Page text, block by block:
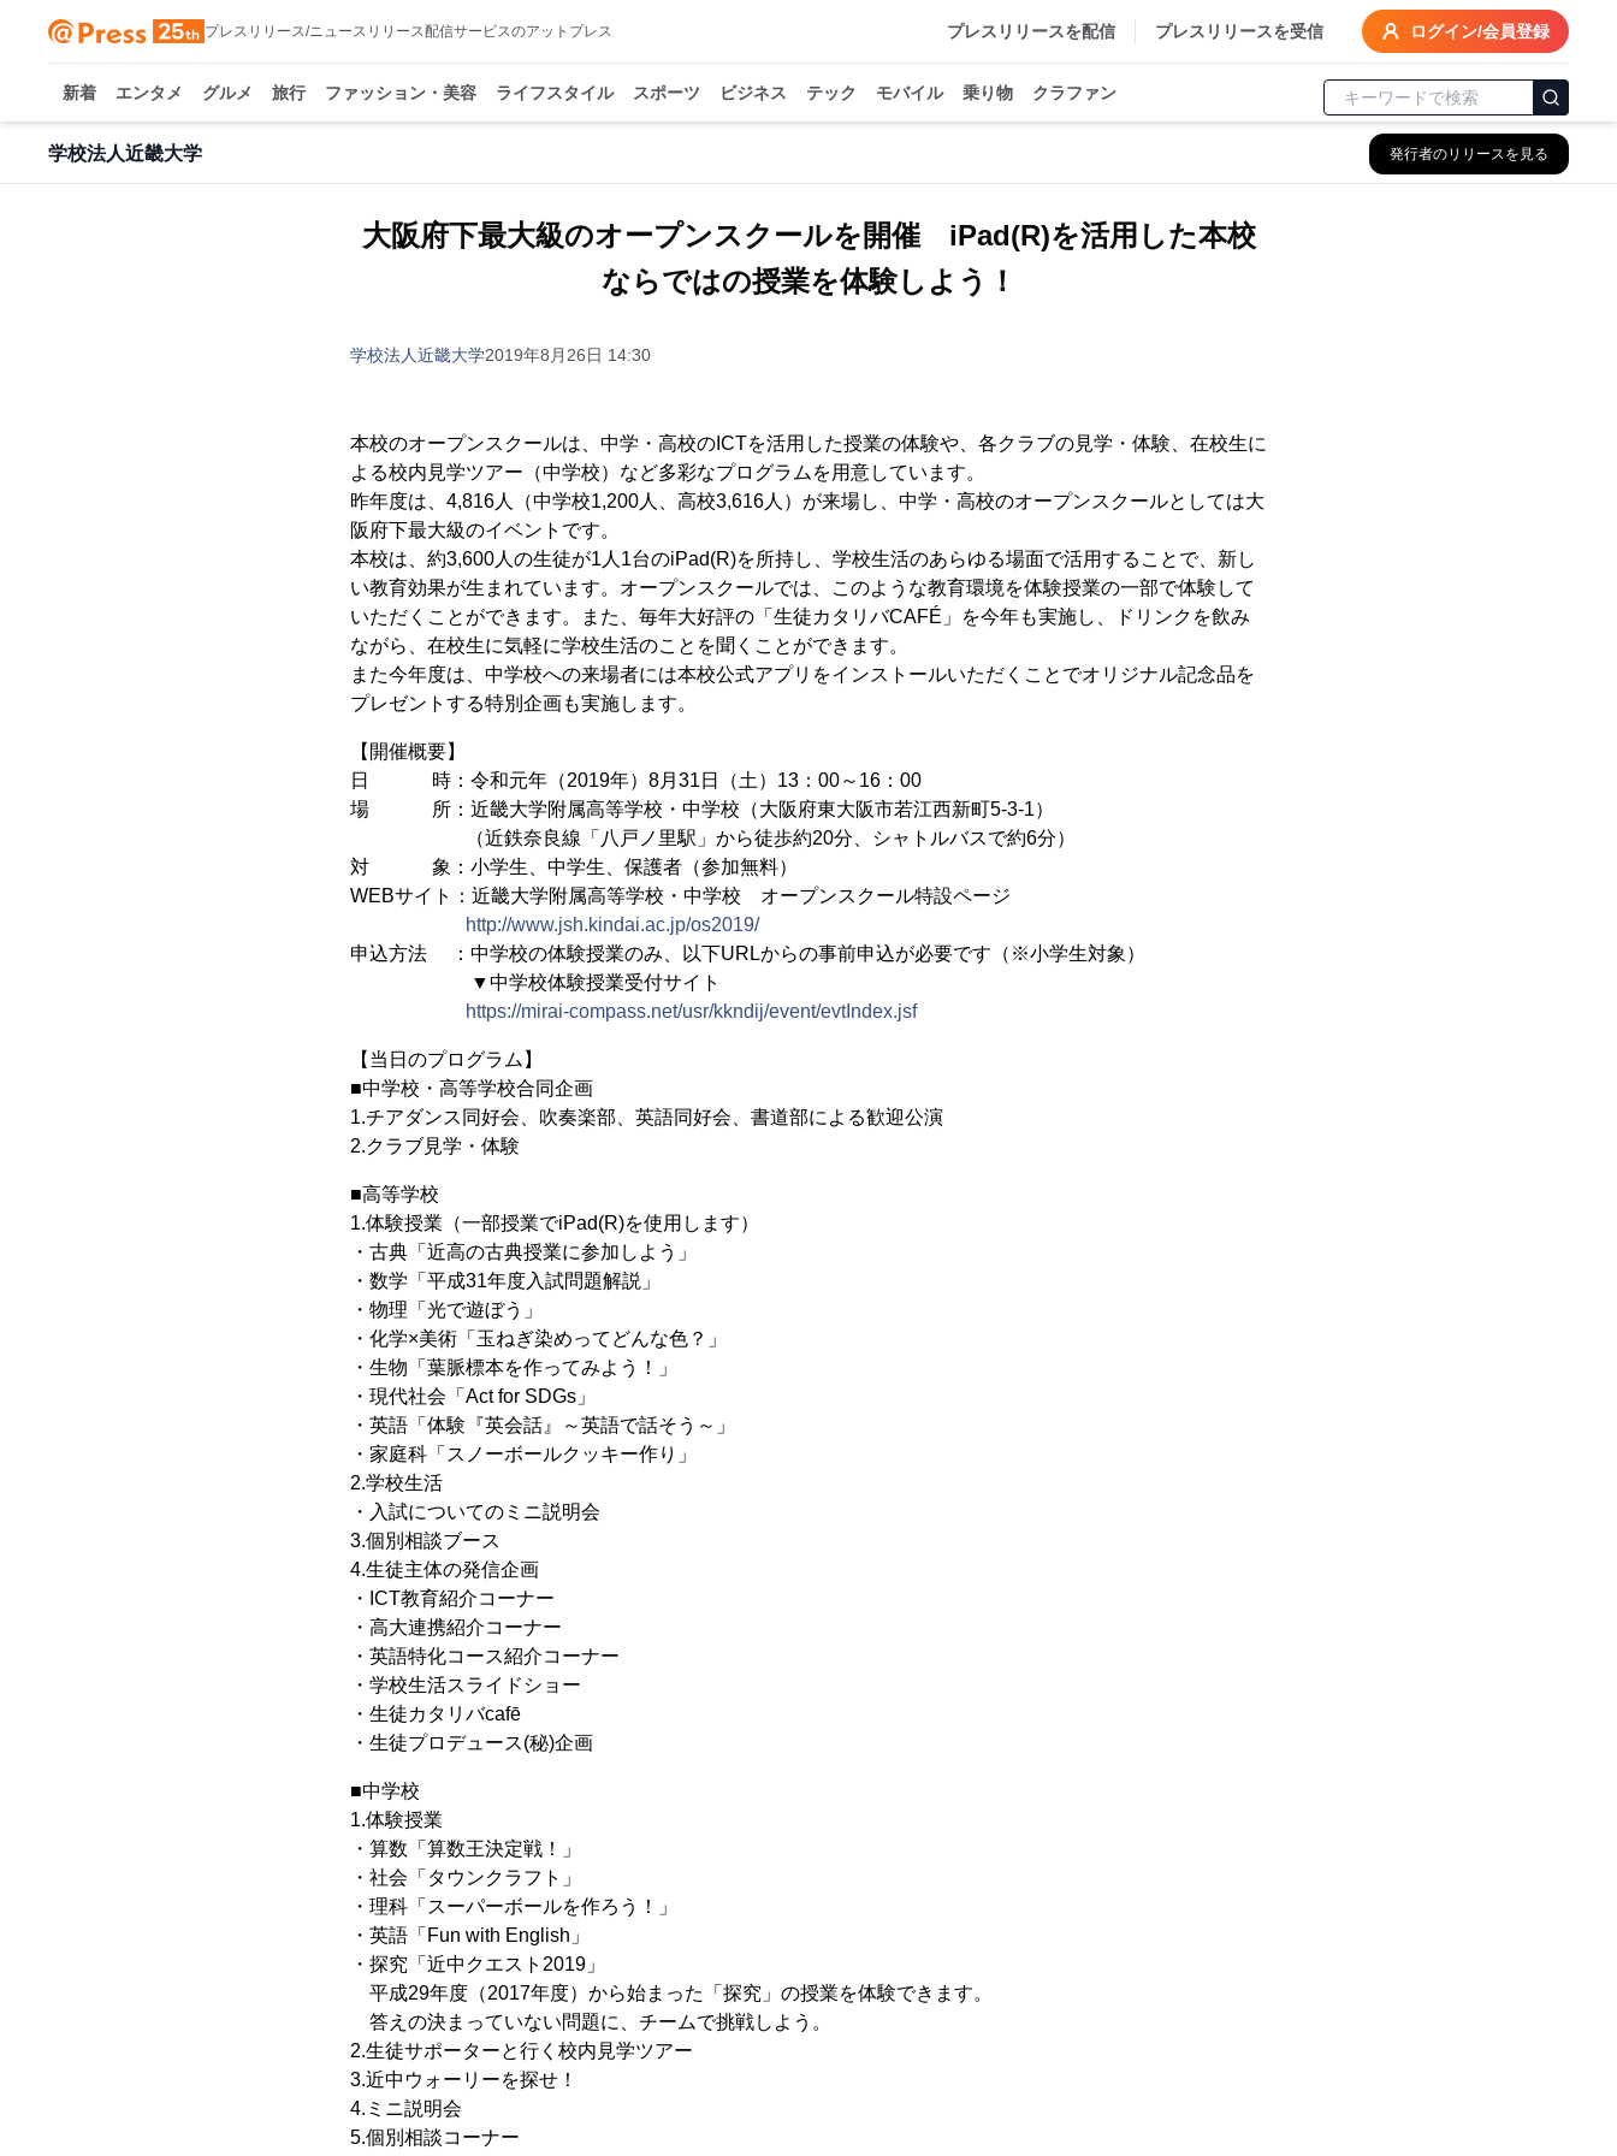
プレスリリース/ニュースリリース配信サービスのアットプレス プレスリリースを配信 プレスリリースを受信 ログイン/会員登録
新着 エンタメ グルメ 旅行 ファッション・美容 ライフスタイル スポーツ ビジネス テック モバイル 乗り物 クラファン
学校法人近畿大学 発行者のリリースを見る
大阪府下最大級のオープンスクールを開催 iPad(R)を活用した本校
ならではの授業を体験しよう！
学校法人近畿大学2019年8月26日 14:30
本校のオープンスクールは、中学・高校のICTを活用した授業の体験や、各クラブの見学・体験、在校生に
よる校内見学ツアー（中学校）など多彩なプログラムを用意しています。
昨年度は、4,816人（中学校1,200人、高校3,616人）が来場し、中学・高校のオープンスクールとしては大
阪府下最大級のイベントです。
本校は、約3,600人の生徒が1人1台のiPad(R)を所持し、学校生活のあらゆる場面で活用することで、新し
い教育効果が生まれています。オープンスクールでは、このような教育環境を体験授業の一部で体験して
いただくことができます。また、毎年大好評の「生徒カタリバCAFÉ」を今年も実施し、ドリンクを飲み
ながら、在校生に気軽に学校生活のことを聞くことができます。
また今年度は、中学校への来場者には本校公式アプリをインストールいただくことでオリジナル記念品を
プレゼントする特別企画も実施します。
【開催概要】
日 時：令和元年（2019年）8月31日（土）13：00～16：00
場 所：近畿大学附属高等学校・中学校（大阪府東大阪市若江西新町5-3-1）
（近鉄奈良線「八戸ノ里駅」から徒歩約20分、シャトルバスで約6分）
対 象：小学生、中学生、保護者（参加無料）
WEBサイト：近畿大学附属高等学校・中学校 オープンスクール特設ページ
http://www.jsh.kindai.ac.jp/os2019/
申込方法 ：中学校の体験授業のみ、以下URLからの事前申込が必要です（※小学生対象）
▼中学校体験授業受付サイト
https://mirai-compass.net/usr/kkndij/event/evtIndex.jsf
【当日のプログラム】
■中学校・高等学校合同企画
1.チアダンス同好会、吹奏楽部、英語同好会、書道部による歓迎公演
2.クラブ見学・体験
■高等学校
1.体験授業（一部授業でiPad(R)を使用します）
・古典「近高の古典授業に参加しよう」
・数学「平成31年度入試問題解説」
・物理「光で遊ぼう」
・化学×美術「玉ねぎ染めってどんな色？」
・生物「葉脈標本を作ってみよう！」
・現代社会「Act for SDGs」
・英語「体験『英会話』～英語で話そう～」
・家庭科「スノーボールクッキー作り」
2.学校生活
・入試についてのミニ説明会
3.個別相談ブース
4.生徒主体の発信企画
・ICT教育紹介コーナー
・高大連携紹介コーナー
・英語特化コース紹介コーナー
・学校生活スライドショー
・生徒カタリバcafē
・生徒プロデュース(秘)企画
■中学校
1.体験授業
・算数「算数王決定戦！」
・社会「タウンクラフト」
・理科「スーパーボールを作ろう！」
・英語「Fun with English」
・探究「近中クエスト2019」
平成29年度（2017年度）から始まった「探究」の授業を体験できます。
答えの決まっていない問題に、チームで挑戦しよう。
2.生徒サポーターと行く校内見学ツアー
3.近中ウォーリーを探せ！
4.ミニ説明会
5.個別相談コーナー